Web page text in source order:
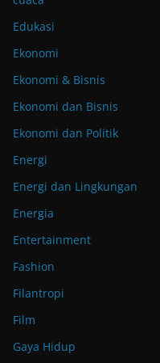
Edukasi
Ekonomi
Ekonomi & Bisnis
Ekonomi dan Bisnis
Ekonomi dan Politik
Energi
Energi dan Lingkungan
Energia
Entertainment
Fashion
Filantropi
Film
Gaya Hidup